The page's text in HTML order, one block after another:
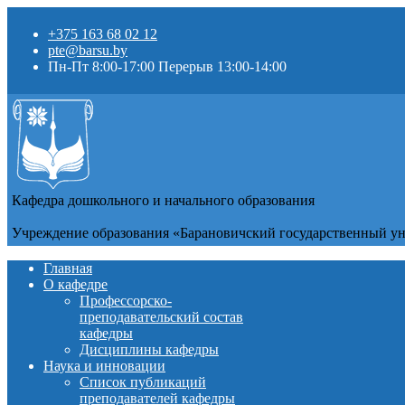
+375 163 68 02 12
pte@barsu.by
Пн-Пт 8:00-17:00 Перерыв 13:00-14:00
Кафедра дошкольного и начального образования
Учреждение образования «Барановичский государственный
Главная
О кафедре
Профессорско-
преподавательский состав
кафедры
Дисциплины кафедры
Наука и инновации
Список публикаций
преподавателей кафедры